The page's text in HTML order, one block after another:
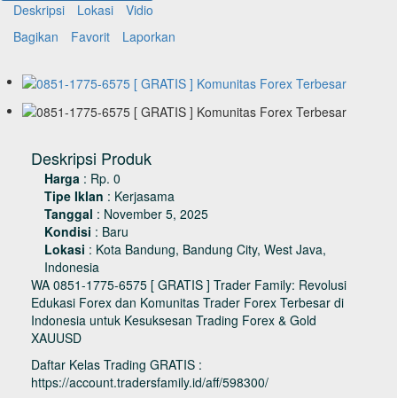
Deskripsi Lokasi
Vidio
Bagikan
Favorit Laporkan
Deskripsi Produk
Harga : Rp. 0
Tipe Iklan : Kerjasama
Tanggal : November 5, 2025
Kondisi : Baru
Lokasi : Kota Bandung, Bandung City, West Java,
Indonesia
WA 0851-1775-6575 [ GRATIS ] Trader Family: Revolusi
Edukasi Forex dan Komunitas Trader Forex Terbesar di
Indonesia untuk Kesuksesan Trading Forex & Gold
XAUUSD
Daftar Kelas Trading GRATIS :
https://account.tradersfamily.id/aff/598300/